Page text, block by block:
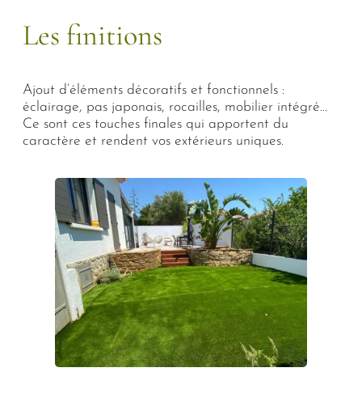
Les finitions
Ajout d’éléments décoratifs et fonctionnels :
éclairage, pas japonais, rocailles, mobilier intégré…
Ce sont ces touches finales qui apportent du
caractère et rendent vos extérieurs uniques.